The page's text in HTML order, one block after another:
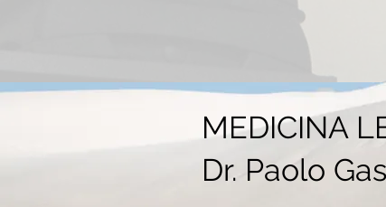
MEDICINA
Dr. Paolo